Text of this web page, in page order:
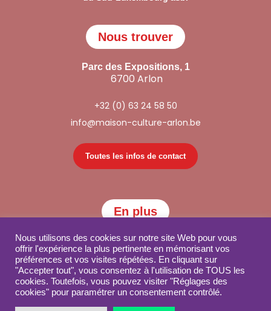
Nous trouver
Parc des Expositions, 1
6700 Arlon
+32 (0) 63 24 58 50
info@maison-culture-arlon.be
Toutes les infos de contact
En plus
Partenaires
Publications
Nous utilisons des cookies sur notre site Web pour vous
offrir l'expérience la plus pertinente en mémorisant vos
préférences et vos visites répétées. En cliquant sur
"Accepter tout", vous consentez à l'utilisation de TOUS les
cookies. Toutefois, vous pouvez visiter "Réglages des
cookies" pour paramétrer un consentement contrôlé.